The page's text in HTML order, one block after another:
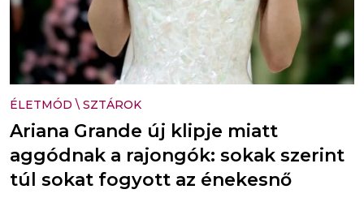
ÉLETMÓD \ SZTÁROK
Ariana Grande új klipje miatt
aggódnak a rajongók: sokak szerint
túl sokat fogyott az énekesnő